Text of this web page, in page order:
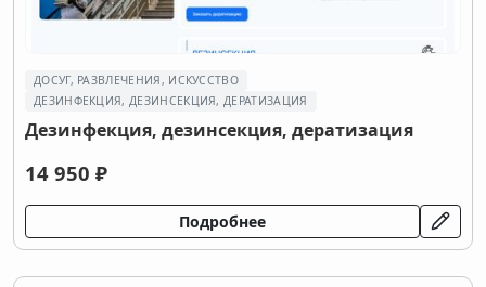
ДОСУГ, РАЗВЛЕЧЕНИЯ, ИСКУССТВО
ДEЗИНФЕКЦИЯ, ДEЗИНСЕКЦИЯ, ДЕРАТИЗАЦИЯ
Дeзинфекция, дeзинсекция, дератизация
14 950 ₽
Подробнее